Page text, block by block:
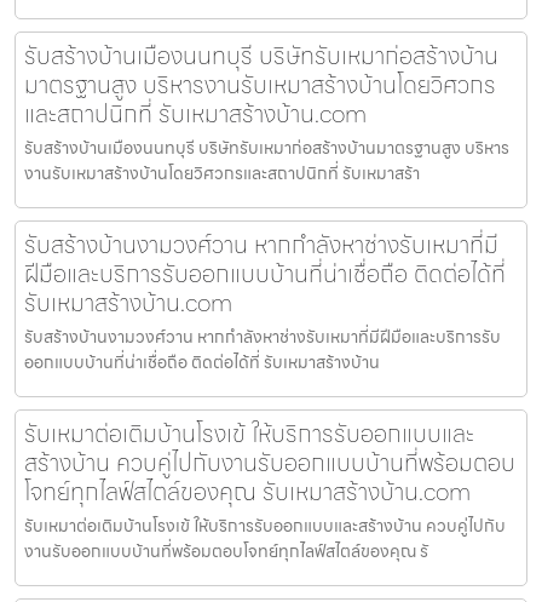
รับสร้างบ้านเมืองนนทบุรี บริษัทรับเหมาก่อสร้างบ้าน
มาตรฐานสูง บริหารงานรับเหมาสร้างบ้านโดยวิศวกร
และสถาปนิกที่ รับเหมาสร้างบ้าน.com
รับสร้างบ้านเมืองนนทบุรี บริษัทรับเหมาก่อสร้างบ้านมาตรฐานสูง บริหาร
งานรับเหมาสร้างบ้านโดยวิศวกรและสถาปนิกที่ รับเหมาสร้า
รับสร้างบ้านงามวงศ์วาน หากกำลังหาช่างรับเหมาที่มี
ฝีมือและบริการรับออกแบบบ้านที่น่าเชื่อถือ ติดต่อได้ที่
รับเหมาสร้างบ้าน.com
รับสร้างบ้านงามวงศ์วาน หากกำลังหาช่างรับเหมาที่มีฝีมือและบริการรับ
ออกแบบบ้านที่น่าเชื่อถือ ติดต่อได้ที่ รับเหมาสร้างบ้าน
รับเหมาต่อเติมบ้านโรงเข้ ให้บริการรับออกแบบและ
สร้างบ้าน ควบคู่ไปกับงานรับออกแบบบ้านที่พร้อมตอบ
โจทย์ทุกไลฟ์สไตล์ของคุณ รับเหมาสร้างบ้าน.com
รับเหมาต่อเติมบ้านโรงเข้ ให้บริการรับออกแบบและสร้างบ้าน ควบคู่ไปกับ
งานรับออกแบบบ้านที่พร้อมตอบโจทย์ทุกไลฟ์สไตล์ของคุณ รั